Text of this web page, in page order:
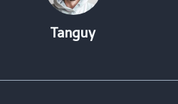
Tanguy